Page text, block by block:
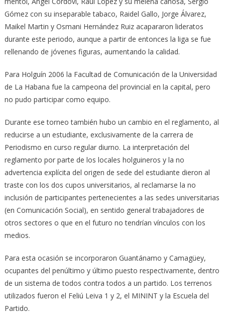
Gómez con su inseparable tabaco, Raidel Gallo, Jorge Álvarez,
Maikel Martin y Osmani Hernández Ruiz acapararon lideratos
durante este periodo, aunque a partir de entonces la liga se fue
rellenando de jóvenes figuras, aumentando la calidad.
Para Holguín 2006 la Facultad de Comunicación de la Universidad
de La Habana fue la campeona del provincial en la capital, pero
no pudo participar como equipo.
Durante ese torneo también hubo un cambio en el reglamento, al
reducirse a un estudiante, exclusivamente de la carrera de
Periodismo en curso regular diurno. La interpretación del
reglamento por parte de los locales holguineros y la no
advertencia explícita del origen de sede del estudiante dieron al
traste con los dos cupos universitarios, al reclamarse la no
inclusión de participantes pertenecientes a las sedes universitarias
(en Comunicación Social), en sentido general trabajadores de
otros sectores o que en el futuro no tendrían vínculos con los
medios.
Para esta ocasión se incorporaron Guantánamo y Camagüey,
ocupantes del penúltimo y último puesto respectivamente, dentro
de un sistema de todos contra todos a un partido. Los terrenos
utilizados fueron el Feliú Leiva 1 y 2, el MININT y la Escuela del
Partido.